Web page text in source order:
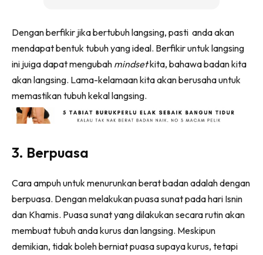
Dengan berfikir jika bertubuh langsing, pasti anda akan
mendapat bentuk tubuh yang ideal. Berfikir untuk langsing
ini juiga dapat mengubah mindsetkita, bahawa badan kita
akan langsing. Lama-kelamaan kita akan berusaha untuk
memastikan tubuh kekal langsing.
3. Berpuasa
Cara ampuh untuk menurunkan berat badan adalah dengan
berpuasa. Dengan melakukan puasa sunat pada hari Isnin
dan Khamis. Puasa sunat yang dilakukan secara rutin akan
membuat tubuh anda kurus dan langsing. Meskipun
demikian, tidak boleh berniat puasa supaya kurus, tetapi